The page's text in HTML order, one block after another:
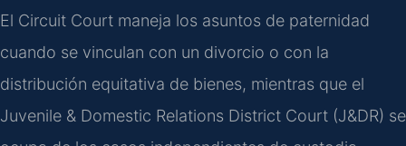
El Circuit Court maneja los asuntos de paternidad
cuando se vinculan con un divorcio o con la
distribución equitativa de bienes, mientras que el
Juvenile & Domestic Relations District Court (J&DR) se